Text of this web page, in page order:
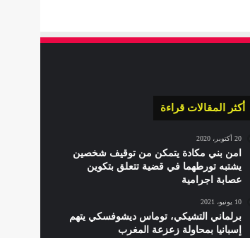
أكثر المقالات قراءة
20 أكتوبر، 2020
امن بني مكادة يتمكن من توقيف شخصين
يشتبه تورطهما في قضية تتعلق بتكوين
عصابة اجرامية
10 يونيو، 2021
برلماني التشيكي، توماس ديشوفسكي يتهم
إسبانيا بمحاولة زعزعة المغرب